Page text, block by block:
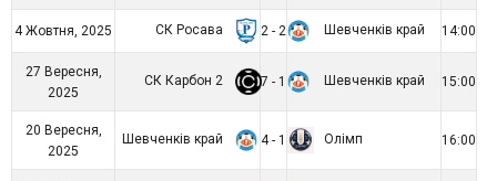
4 Жовтня, 2025 СК Росава 2 - 2 Шевченків край 14:00
27 Вересня,
2025
СК Карбон 2 7 - 1 Шевченків край 15:00
20 Вересня,
2025
Шевченків край 4 - 1 Олімп 16:00